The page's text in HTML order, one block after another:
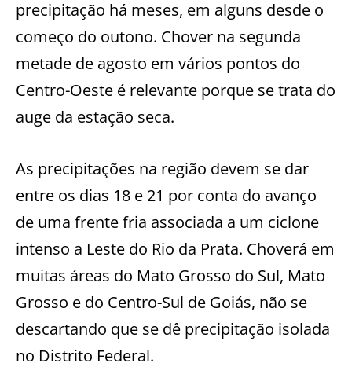
precipitação há meses, em alguns desde o
começo do outono. Chover na segunda
metade de agosto em vários pontos do
Centro-Oeste é relevante porque se trata do
auge da estação seca.
As precipitações na região devem se dar
entre os dias 18 e 21 por conta do avanço
de uma frente fria associada a um ciclone
intenso a Leste do Rio da Prata. Choverá em
muitas áreas do Mato Grosso do Sul, Mato
Grosso e do Centro-Sul de Goiás, não se
descartando que se dê precipitação isolada
no Distrito Federal.